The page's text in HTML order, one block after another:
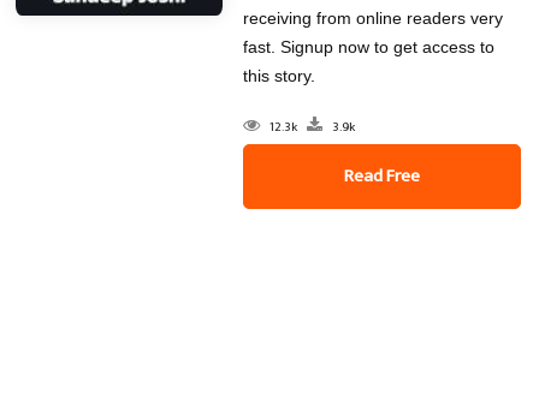
receiving from online readers very
fast. Signup now to get access to
this story.
12.3k 3.9k
Read Free